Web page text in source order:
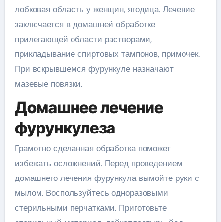
лобковая область у женщин, ягодица. Лечение
заключается в домашней обработке
прилегающей области растворами,
прикладывание спиртовых тампонов, примочек.
При вскрывшемся фурункуле назначают
мазевые повязки.
Домашнее лечение
фурункулеза
Грамотно сделанная обработка поможет
избежать осложнений. Перед проведением
домашнего лечения фурункула вымойте руки с
мылом. Воспользуйтесь одноразовыми
стерильными перчатками. Приготовьте